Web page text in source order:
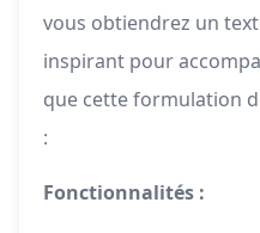
vous obtiendrez un
inspirant pour
que cette formulation
:
Fonctionnalités :